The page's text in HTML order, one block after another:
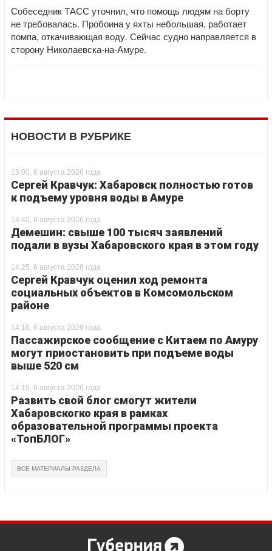
Собеседник ТАСС уточнил, что помощь людям на борту
не требовалась. Пробоина у яхты небольшая, работает
помпа, откачивающая воду. Сейчас судно направляется в
сторону Николаевска-на-Амуре.
НОВОСТИ В РУБРИКЕ
15:00, 6 августа 2026 года
Сергей Кравчук: Хабаровск полностью готов
к подъему уровня воды в Амуре
14:40, 6 августа 2026 года
Демешин: свыше 100 тысяч заявлений
подали в вузы Хабаровского края в этом году
14:25, 6 августа 2026 года
Сергей Кравчук оценил ход ремонта
социальных объектов в Комсомольском
районе
14:16, 6 августа 2026 года
Пассажирское сообщение с Китаем по Амуру
могут приостановить при подъеме воды
выше 520 см
14:15, 6 августа 2026 года
Развить свой блог смогут жители
Хабаровскогко края в рамках
образовательной программы проекта
«ТопБЛОГ»
ВСЕ МАТЕРИАЛЫ РАЗДЕЛА